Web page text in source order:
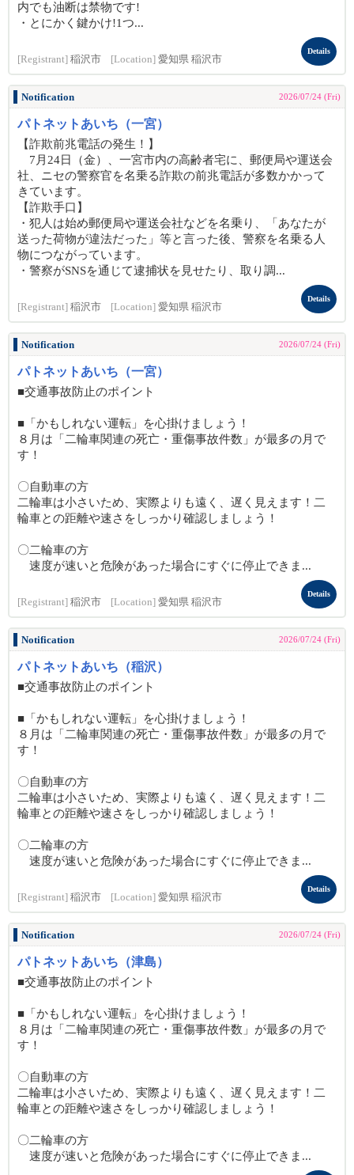
内でも油断は禁物です!
・とにかく鍵かけ!1つ...
[Registrant] 稲沢市 [Location] 愛知県 稲沢市
Details
Notification 2026/07/24 (Fri)
パトネットあいち（一宮）
【詐欺前兆電話の発生！】
7月24日（金）、一宮市内の高齢者宅に、郵便局や運送会
社、ニセの警察官を名乗る詐欺の前兆電話が多数かかって
きています。
【詐欺手口】
・犯人は始め郵便局や運送会社などを名乗り、「あなたが
送った荷物が違法だった」等と言った後、警察を名乗る人
物につながっています。
・警察がSNSを通じて逮捕状を見せたり、取り調...
[Registrant] 稲沢市 [Location] 愛知県 稲沢市
Details
Notification 2026/07/24 (Fri)
パトネットあいち（一宮）
■交通事故防止のポイント
■「かもしれない運転」を心掛けましょう！
８月は「二輪車関連の死亡・重傷事故件数」が最多の月で
す！
〇自動車の方
二輪車は小さいため、実際よりも遠く、遅く見えます！二
輪車との距離や速さをしっかり確認しましょう！
〇二輪車の方
速度が速いと危険があった場合にすぐに停止できま...
[Registrant] 稲沢市 [Location] 愛知県 稲沢市
Details
Notification 2026/07/24 (Fri)
パトネットあいち（稲沢）
■交通事故防止のポイント
■「かもしれない運転」を心掛けましょう！
８月は「二輪車関連の死亡・重傷事故件数」が最多の月で
す！
〇自動車の方
二輪車は小さいため、実際よりも遠く、遅く見えます！二
輪車との距離や速さをしっかり確認しましょう！
〇二輪車の方
速度が速いと危険があった場合にすぐに停止できま...
[Registrant] 稲沢市 [Location] 愛知県 稲沢市
Details
Notification 2026/07/24 (Fri)
パトネットあいち（津島）
■交通事故防止のポイント
■「かもしれない運転」を心掛けましょう！
８月は「二輪車関連の死亡・重傷事故件数」が最多の月で
す！
〇自動車の方
二輪車は小さいため、実際よりも遠く、遅く見えます！二
輪車との距離や速さをしっかり確認しましょう！
〇二輪車の方
速度が速いと危険があった場合にすぐに停止できま...